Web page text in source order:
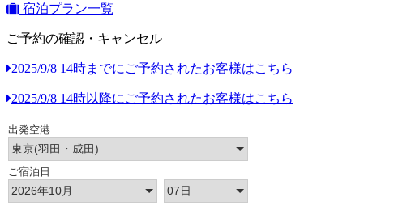
宿泊プラン一覧
ご予約の確認・キャンセル
2025/9/8 14時までにご予約されたお客様はこちら
2025/9/8 14時以降にご予約されたお客様はこちら